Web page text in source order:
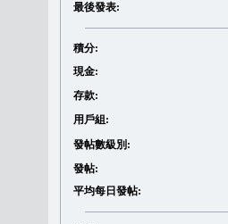
最後發表:
積分:
現金:
存款:
用戶組:
發帖數級別:
發帖:
平均每日發帖: